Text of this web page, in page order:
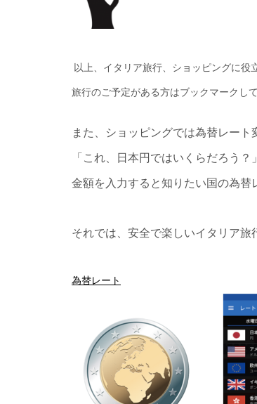
以上、イタリア旅行、ショッピングに役
旅行のご予定がある方はブックマークし
また、ショッピングでは為替レート
「これ、日本円ではいくらだろう？」
金額を入力すると知りたい国の為替
それでは、安全で楽しいイタリア旅
為替レート